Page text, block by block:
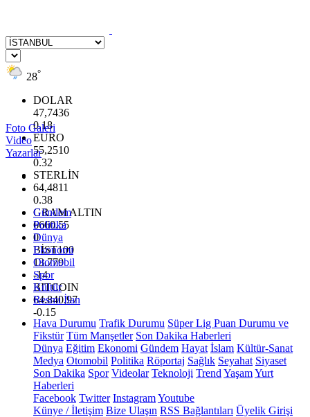
28°
DOLAR
47,7436
0.18
EURO
55,2510
0.32
STERLİN
64,4811
0.38
GRAM ALTIN
6660.55
0
BİST100
13.779
-14
BITCOIN
64.840,97
-0.15
Foto Galeri
Video
Yazarlar
Gündem
Politika
Dünya
Ekonomi
Otomobil
Spor
Kültür
Resmi İlan
Hava Durumu Trafik Durumu Süper Lig Puan Durumu ve
Fikstür Tüm Manşetler Son Dakika Haberleri
Dünya Eğitim Ekonomi Gündem Hayat İslam Kültür-Sanat
Medya Otomobil Politika Röportaj Sağlık Seyahat Siyaset
Son Dakika Spor Videolar Teknoloji Trend YaşamYurt
Haberleri
Facebook Twitter InstagramYoutube
Künye / İletişim Bize Ulaşın RSS Bağlantıları Üyelik Girişi